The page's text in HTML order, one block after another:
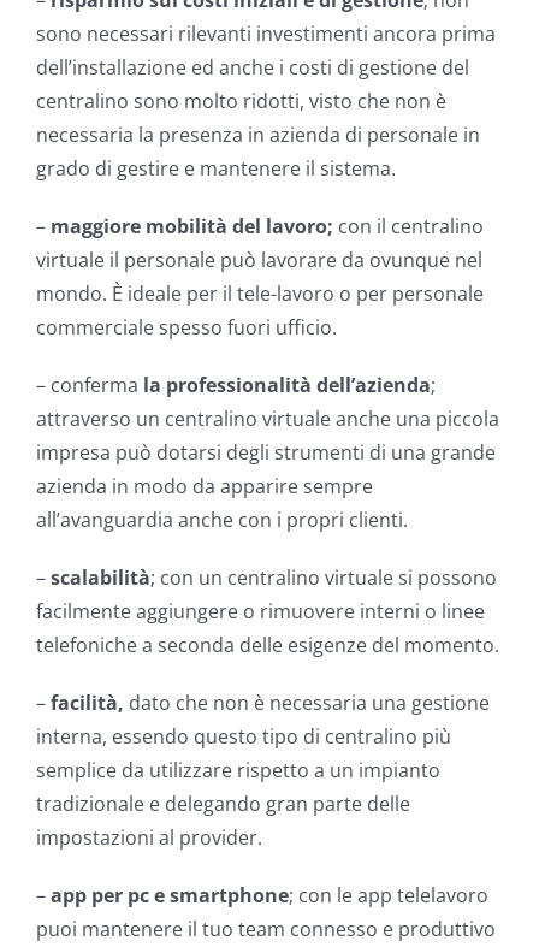
sono necessari rilevanti investimenti ancora prima
dell’installazione ed anche i costi di gestione del
centralino sono molto ridotti, visto che non è
necessaria la presenza in azienda di personale in
grado di gestire e mantenere il sistema.
– maggiore mobilità del lavoro; con il centralino
virtuale il personale può lavorare da ovunque nel
mondo. È ideale per il tele-lavoro o per personale
commerciale spesso fuori ufficio.
– conferma la professionalità dell’azienda;
attraverso un centralino virtuale anche una piccola
impresa può dotarsi degli strumenti di una grande
azienda in modo da apparire sempre
all’avanguardia anche con i propri clienti.
–scalabilità; con un centralino virtuale si possono
facilmente aggiungere o rimuovere interni o linee
telefoniche a seconda delle esigenze del momento.
–facilità, dato che non è necessaria una gestione
interna, essendo questo tipo di centralino più
semplice da utilizzare rispetto a un impianto
tradizionale e delegando gran parte delle
impostazioni al provider.
–app per pc e smartphone; con le app telelavoro
puoi mantenere il tuo team connesso e produttivo